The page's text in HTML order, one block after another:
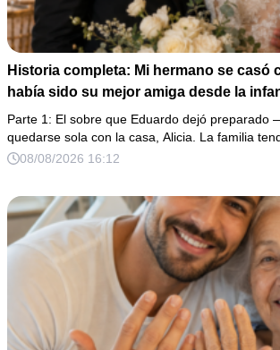
Historia completa: Mi hermano se casó
había sido su mejor amiga desde la
ciega a la que protegió durante toda su
fallecimiento, ella me entregó un sobre y
verdadera razón por la que él la eligió a
Parte 1: El sobre que Eduardo dejó preparado
quedarse sola con la casa, Alicia. La familia
08/08/2026 16:12